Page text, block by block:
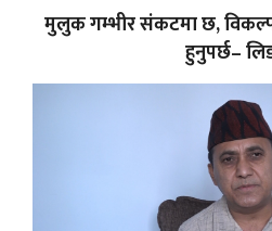
मुलुक गम्भीर संकटमा छ,
हुनुपर्छ–